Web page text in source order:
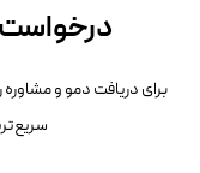
برای دریافت دمو و مشاوره